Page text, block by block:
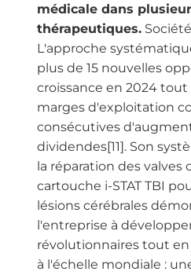
médicale dans
thérapeutiques.
L'approche
plus de 15 nouvelles
croissance en 2024
marges d'exploitation
consécutives
dividendes[11]. Son
la réparation des valves
cartouche i-STAT TBI
lésions cérébrales
l'entreprise à
révolutionnaires tout
à l'échelle mondiale :